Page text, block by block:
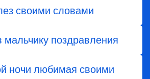
своими словами
мальчику поздравления
ночи любимая своими